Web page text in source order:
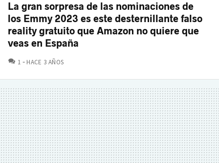
La gran sorpresa de las nominaciones de
los Emmy 2023 es este desternillante falso
reality gratuito que Amazon no quiere que
veas en España
1 COMENTARIOS
HACE 3 AÑOS